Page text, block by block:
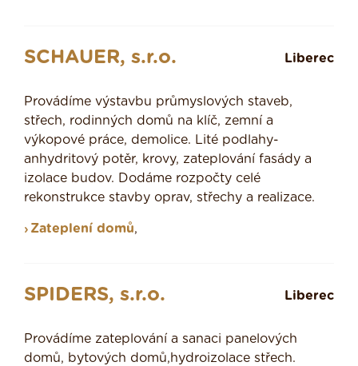
SCHAUER, s.r.o. Liberec
Provádíme výstavbu průmyslových staveb,
střech, rodinných domů na klíč, zemní a
výkopové práce, demolice. Lité podlahy-
anhydritový potěr, krovy, zateplování fasády a
izolace budov. Dodáme rozpočty celé
rekonstrukce stavby oprav, střechy a realizace.
Zateplení domů,
SPIDERS, s.r.o. Liberec
Provádíme zateplování a sanaci panelových
domů, bytových domů,hydroizolace střech.